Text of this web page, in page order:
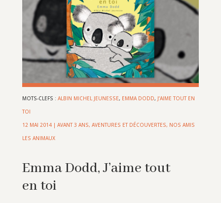
MOTS-CLEFS : ALBIN MICHEL JEUNESSE, EMMA DODD, J’AIME TOUT EN
TOI
12 MAI 2014| AVANT 3 ANS, AVENTURES ET DÉCOUVERTES, NOS AMIS
LES ANIMAUX
Emma Dodd, J’aime tout
en toi